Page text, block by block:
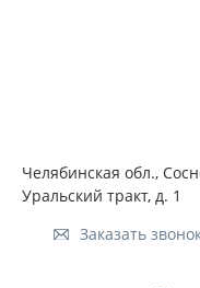
Челябинская обл.,
Уральский тракт, д. 1
Заказать